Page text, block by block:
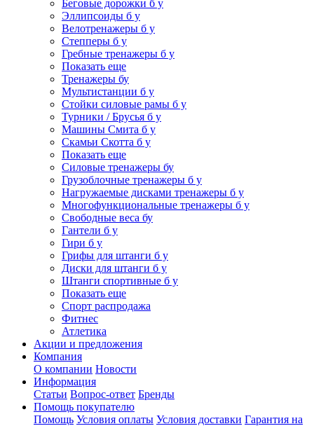
Беговые дорожки б у
Эллипсоиды б у
Велотренажеры б у
Степперы б у
Гребные тренажеры б у
Показать еще
Тренажеры бу
Мультистанции б у
Стойки силовые рамы б у
Турники / Брусья б у
Машины Смита б у
Скамьи Скотта б у
Показать еще
Силовые тренажеры бу
Грузоблочные тренажеры б у
Нагружаемые дисками тренажеры б у
Многофункциональные тренажеры б у
Свободные веса бу
Гантели б у
Гири б у
Грифы для штанги б у
Диски для штанги б у
Штанги спортивные б у
Показать еще
Спорт распродажа
Фитнес
Атлетика
Акции и предложения
Компания
О компании Новости
Информация
Статьи Вопрос-ответ Бренды
Помощь покупателю
Помощь Условия оплаты Условия доставки Гарантия на